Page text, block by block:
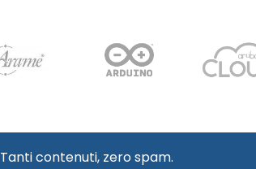
Tanti contenuti, zero spam.